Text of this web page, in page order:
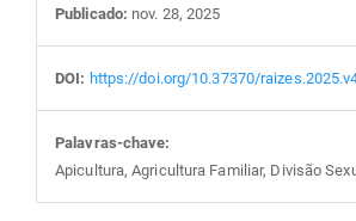
Publicado: nov. 28, 2025
DOI: https://doi.org/10.37370/
Palavras-chave:
Apicultura, Agricultura Familiar, Divisão